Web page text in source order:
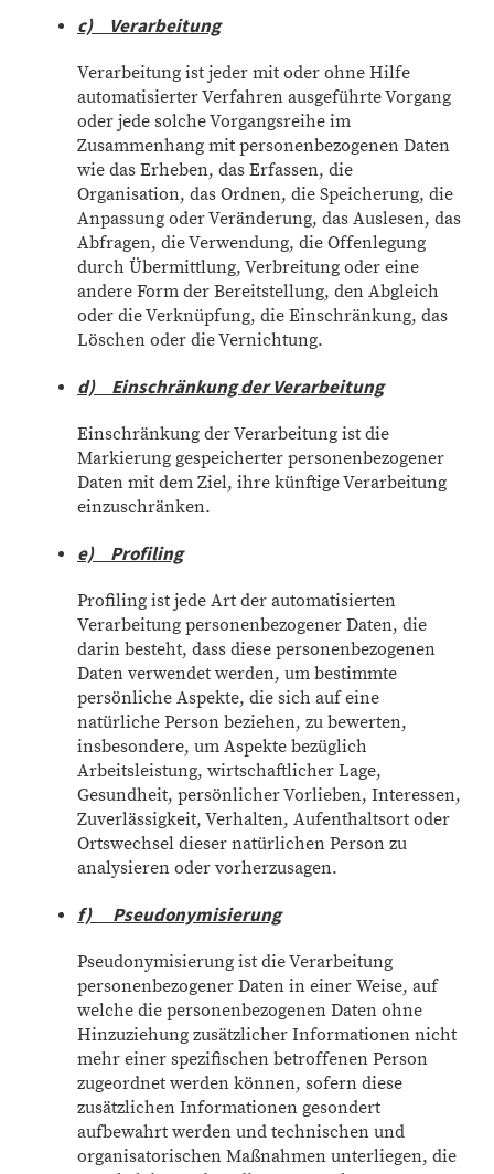
c) Verarbeitung
Verarbeitung ist jeder mit oder ohne Hilfe
automatisierter Verfahren ausgeführte Vorgang
oder jede solche Vorgangsreihe im
Zusammenhang mit personenbezogenen Daten
wie das Erheben, das Erfassen, die
Organisation, das Ordnen, die Speicherung, die
Anpassung oder Veränderung, das Auslesen, das
Abfragen, die Verwendung, die Offenlegung
durch Übermittlung, Verbreitung oder eine
andere Form der Bereitstellung, den Abgleich
oder die Verknüpfung, die Einschränkung, das
Löschen oder die Vernichtung.
d) Einschränkung der Verarbeitung
Einschränkung der Verarbeitung ist die
Markierung gespeicherter personenbezogener
Daten mit dem Ziel, ihre künftige Verarbeitung
einzuschränken.
e) Profiling
Profiling ist jede Art der automatisierten
Verarbeitung personenbezogener Daten, die
darin besteht, dass diese personenbezogenen
Daten verwendet werden, um bestimmte
persönliche Aspekte, die sich auf eine
natürliche Person beziehen, zu bewerten,
insbesondere, um Aspekte bezüglich
Arbeitsleistung, wirtschaftlicher Lage,
Gesundheit, persönlicher Vorlieben, Interessen,
Zuverlässigkeit, Verhalten, Aufenthaltsort oder
Ortswechsel dieser natürlichen Person zu
analysieren oder vorherzusagen.
f) Pseudonymisierung
Pseudonymisierung ist die Verarbeitung
personenbezogener Daten in einer Weise, auf
welche die personenbezogenen Daten ohne
Hinzuziehung zusätzlicher Informationen nicht
mehr einer spezifischen betroffenen Person
zugeordnet werden können, sofern diese
zusätzlichen Informationen gesondert
aufbewahrt werden und technischen und
organisatorischen Maßnahmen unterliegen, die